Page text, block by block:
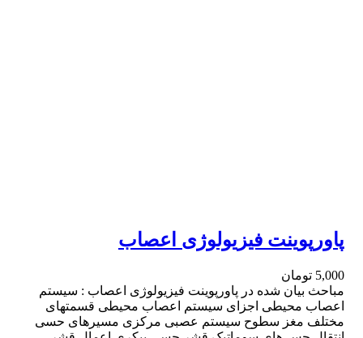
پاورپوینت فیزیولوژی اعصاب
5,000 تومان
مباحث بیان شده در پاورپوینت فیزیولوژی‌ اعصاب : سیستم
اعصاب محیطی اجزای سیستم اعصاب محیطی قسمتهای
مختلف مغز سطوح سیستم عصبی مرکزی مسیرهای حسی